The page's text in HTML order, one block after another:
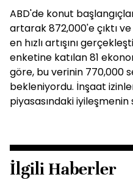
ABD'de konut
artarak 872,000'e çıktı
en hızlı artışını
enketine katılan 81
göre, bu verinin 770,000
bekleniyordu. İnşaat
piyasasındaki
İlgili Haberler